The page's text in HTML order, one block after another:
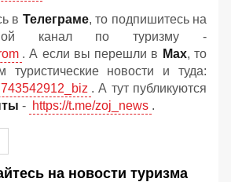
в Телеграме, то подпишитесь на
канал по туризму -
. А если вы перешли в Мах, то
туристические новости и туда:
. А тут публикуются
- https://t.me/zoj_news .
на новости туризма